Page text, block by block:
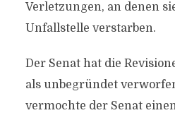
Verletzungen, an denen
Unfallstelle verstarben.
Der Senat hat die
als unbegründet
vermochte der Senat